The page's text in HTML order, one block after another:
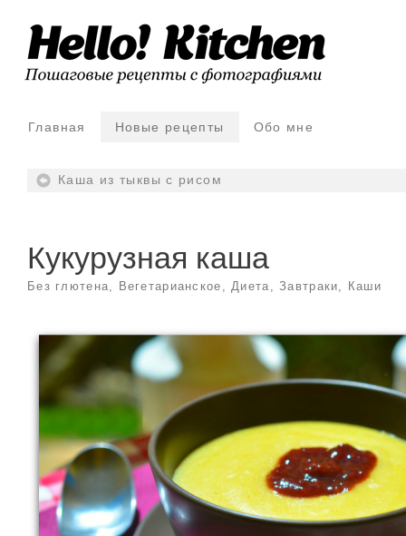
Главная Новые рецепты Обо мне
Каша из тыквы с рисом
Кукурузная каша
Без глютена, Вегетарианское ,Диета ,Завтраки, Каши